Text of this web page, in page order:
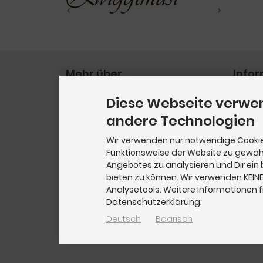
Mehr über...
...Lieferzeiten
...selbst Noten anbieten
...über uns
...den Download
Cookie Einstellungen
▶︎
Wir
Diese Webseite
andere Technologien
Wir verwenden nur notwendige
Funktionsweise der Website zu
Angebotes zu analysieren und Dir
bieten zu können. Wir verwenden
Analysetools. Weitere Informationen
Datenschutzerklärung.
Deutsch Boarisch